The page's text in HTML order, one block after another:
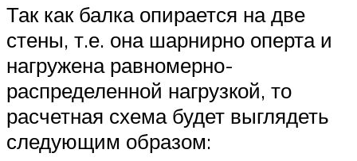
Так как балка опирается на две
стены, т.е. она шарнирно оперта и
нагружена равномерно-
распределенной нагрузкой, то
расчетная схема будет выглядеть
следующим образом: